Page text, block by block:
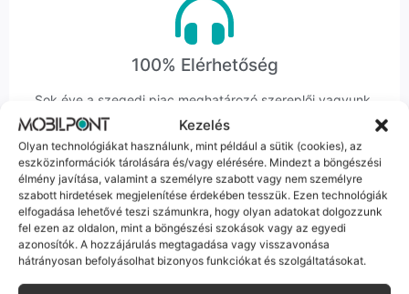
Kezelés
Olyan technológiákat használunk, mint például a sütik (cookies), az
eszközinformációk tárolására és/vagy elérésére. Mindezt a böngészési
élmény javítása, valamint a személyre szabott vagy nem személyre
szabott hirdetések megjelenítése érdekében tesszük. Ezen technológiák
elfogadása lehetővé teszi számunkra, hogy olyan adatokat dolgozzunk
fel ezen az oldalon, mint a böngészési szokások vagy az egyedi
azonosítók. A hozzájárulás megtagadása vagy visszavonása
hátrányosan befolyásolhat bizonyos funkciókat és szolgáltatásokat.
100% Elérhetőség
Sok éve a szegedi piac meghatározó szereplői vagyunk.
Nem egy arctalan webshop vagyunk: ha kérdésed van, élő
ember veszi fel a telefont, és személyesen is megtalálsz
minket Szegeden.
Korrekt Ügyintézés